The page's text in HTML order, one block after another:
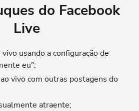
do Facebook
Live
usando a configuração de
eu";
vivo com outras postagens do
atraente;